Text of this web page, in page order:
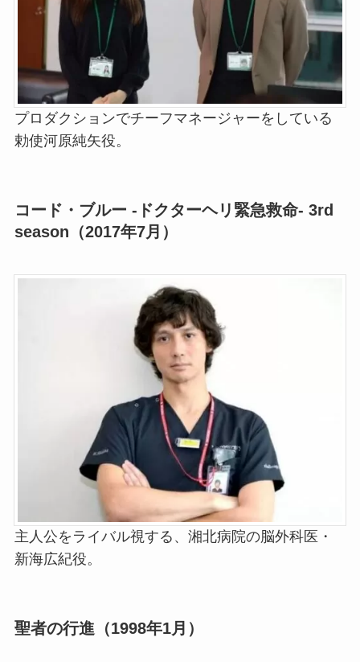
プロダクションでチーフマネージャーをしている
勅使河原純矢役。
コード・ブルー -ドクターヘリ緊急救命- 3rd
season（2017年7月）
主人公をライバル視する、湘北病院の脳外科医・
新海広紀役。
聖者の行進（1998年1月）